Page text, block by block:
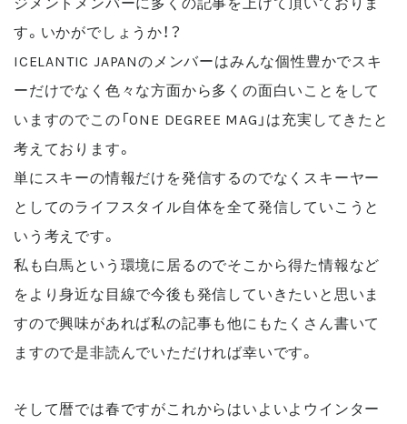
す。いかがでしょうか！？
ICELANTIC JAPANのメンバーはみんな個性豊かでスキ
ーだけでなく色々な方面から多くの面白いことをして
いますのでこの「ONE DEGREE MAG」は充実してきたと
考えております。
単にスキーの情報だけを発信するのでなくスキーヤー
としてのライフスタイル自体を全て発信していこうと
いう考えです。
私も白馬という環境に居るのでそこから得た情報など
をより身近な目線で今後も発信していきたいと思いま
すので興味があれば私の記事も他にもたくさん書いて
ますので是非読んでいただければ幸いです。
そして暦では春ですがこれからはいよいよウインター